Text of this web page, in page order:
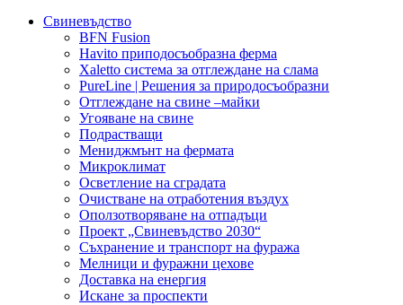
Свиневъдство
BFN Fusion
Havito приподосъобразна ферма
Xaletto система за отглеждане на слама
PureLine | Решения за природосъобразни
Отглеждане на свине –майки
Угояване на свине
Подрастващи
Мениджмънт на фермата
Микроклимат
Осветление на сградата
Очистване на отработения въздух
Оползотворяване на отпадъци
Проект „Свиневъдство 2030“
Съхранение и транспорт на фуража
Мелници и фуражни цехове
Доставка на енергия
Искане за проспекти